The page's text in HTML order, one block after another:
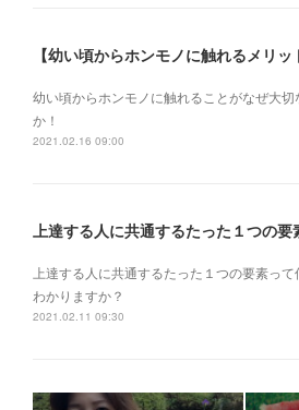
幼い頃からホンモノに 触れることがなぜ大切
か！
2021.02.16 09:00
上達する人に共通するたった１つの要
上達する人に共通するたった１つの要素って
わかりますか？
2021.02.11 09:30